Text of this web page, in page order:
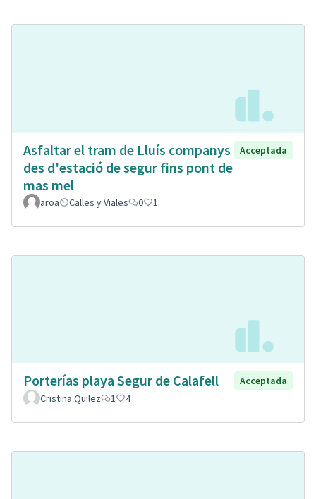
Asfaltar el tram de Lluís companys
des d'estació de segur fins pont de
mas mel
Acceptada
aroa Calles y Viales 0 1
Porterías playa Segur de Calafell
Acceptada
Cristina Quilez
1 4